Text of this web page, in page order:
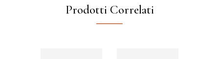
Prodotti Correlati